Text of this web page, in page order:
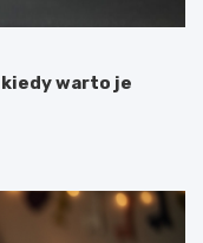
kiedy warto je